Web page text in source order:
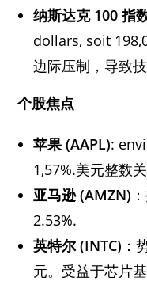
纳斯达克 100 指
dollars, soit
边际压制，导致
个股焦点
苹果 (AAPL):
1,57%.美元整数
亚马逊 (AMZN)
2.53%.
英特尔 (INTC) ：
元。受益于芯片